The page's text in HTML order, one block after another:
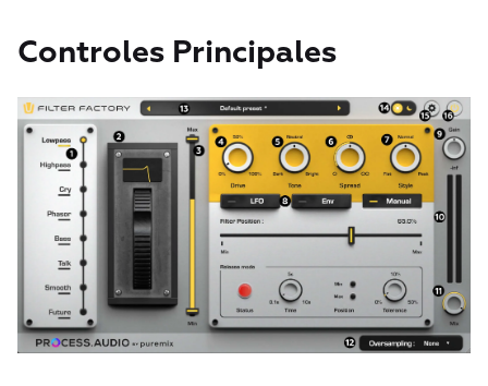
Controles Principales